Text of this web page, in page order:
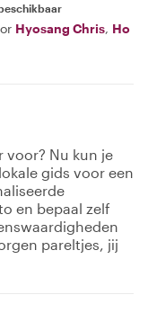
Hyosang Chris, Ho
voor? Nu kun je
gids voor een
en bepaal zelf
pareltjes, jij